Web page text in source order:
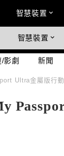
智慧裝置
報 智慧裝置
影劇 新聞
Ultra金屬版行